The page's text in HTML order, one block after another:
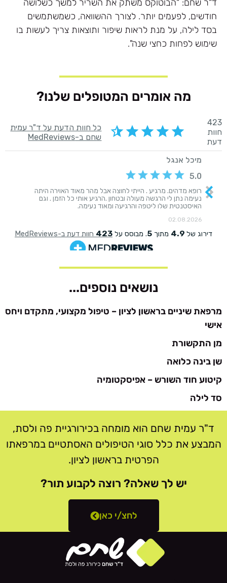
ד"ר שחם: "הבוטוקס משתק את השריר למשך כשלושה
חודשים, לפעמים יותר. לצורך ההשוואה, כשמשתמשים
בסד לילה, על מנת לראות שיפור ותוצאות צריך לעשות בו
שימוש לפחות כחצי שנה".
מה אומרים המטופלים שלנו?
נושאים נוספים...
מרפאת שיניים בראשון לציון – טיפול מקצועי, מתקדם ויחס
אישי
מן התקשורת
שן בינה כלואה
קיטוע חוד השורש – אפיסקטומיה
סד לילה
ד"ר עמית שחם הוא מומחה בכירורגיית פה ולסת,
המבצע את כלל סוגי הטיפולים האסתטיים במרפאתו
הפרטית בראשון לציון.
יש לך שאלה? רוצה לקבוע תור?
לחצ/י כאן